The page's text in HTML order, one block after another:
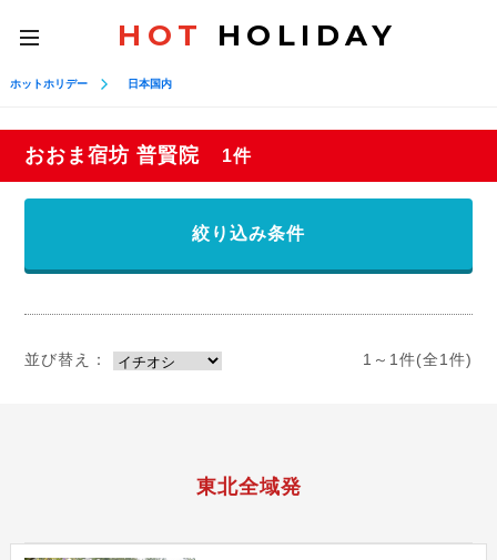
toggle
navigation
HOT HOLIDAY
ホットホリデー 日本国内
おおま宿坊 普賢院 1件
絞り込み条件
並び替え： 1～1件(全1件)
東北全域発